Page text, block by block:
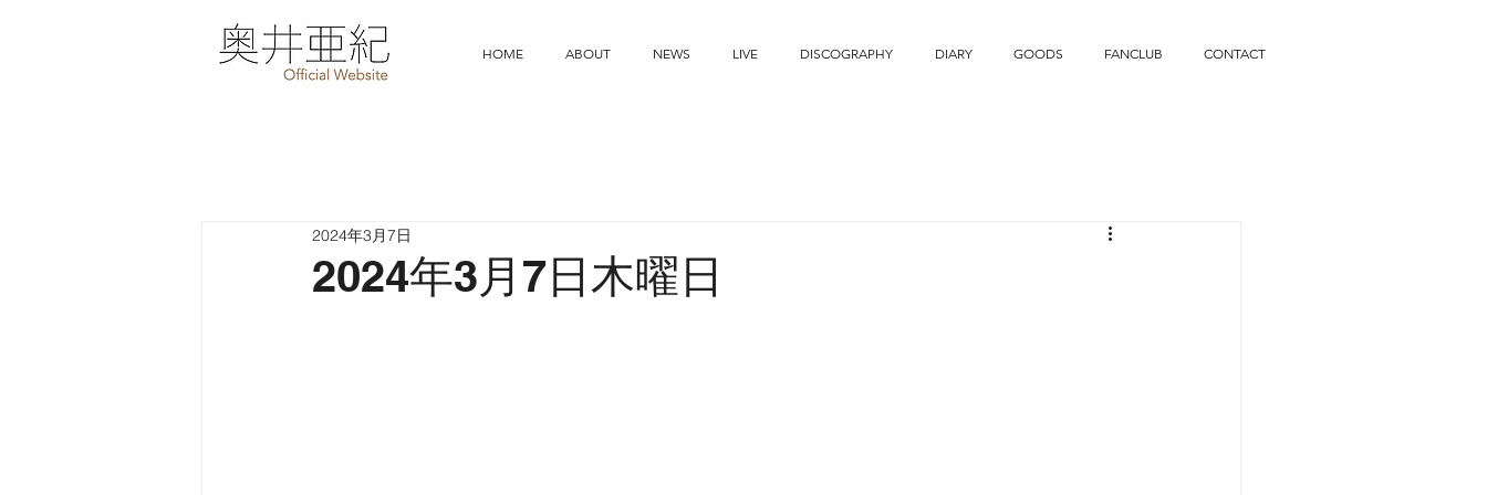
HOME ABOUT NEWS LIVE DISCOGRAPHY DIARY GOODS FANCLUB CONTACT
2024年3月7日木曜日
2024年3月7日